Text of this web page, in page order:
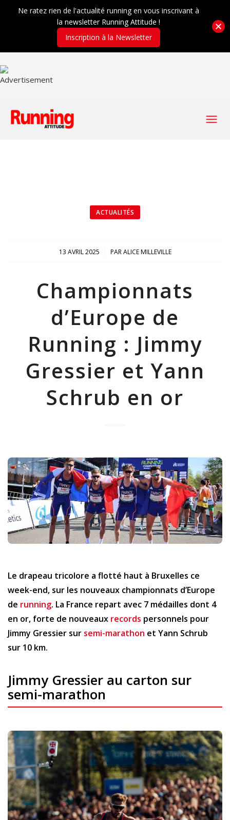
ACTUALITÉS
13 AVRIL 2025
/ PARALICE MILLEVILLE
Championnats
d’Europe de
Running : Jimmy
Gressier et Yann
Schrub en or
Le drapeau tricolore a flotté haut à Bruxelles ce
week-end, sur les nouveaux championnats d’Europe
de running. La France repart avec 7 médailles dont 4
en or, forte de nouveaux records personnels pour
Jimmy Gressier sur semi-marathon et Yann Schrub
sur 10 km.
Jimmy Gressier au carton sur
semi-marathon
Ne ratez rien de l'actualité running en vous inscrivant à
la newsletter Running Attitude !
Inscription à la Newsletter